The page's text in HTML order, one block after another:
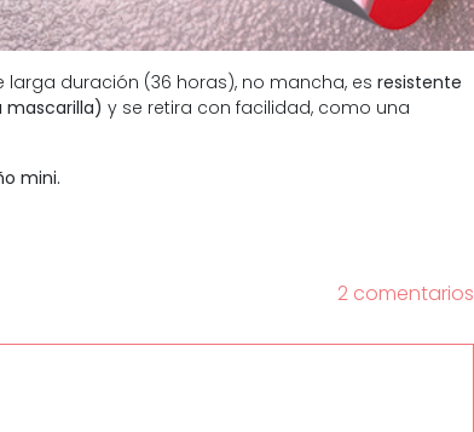
duración (36 horas), no mancha, es resistente
mascarilla) y se retira con facilidad, como una
mini.
2 comentarios